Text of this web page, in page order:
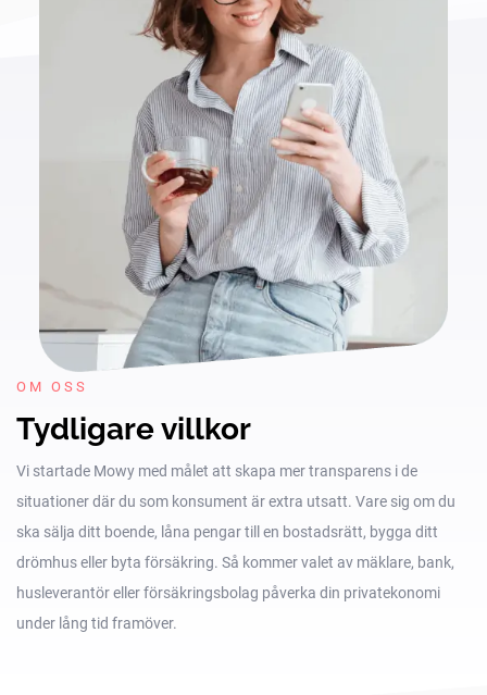
OM OSS
Tydligare villkor
Vi startade Mowy med målet att skapa mer transparens i de
situationer där du som konsument är extra utsatt. Vare sig om du
ska sälja ditt boende, låna pengar till en bostadsrätt, bygga ditt
drömhus eller byta försäkring. Så kommer valet av mäklare, bank,
husleverantör eller försäkringsbolag påverka din privatekonomi
under lång tid framöver.